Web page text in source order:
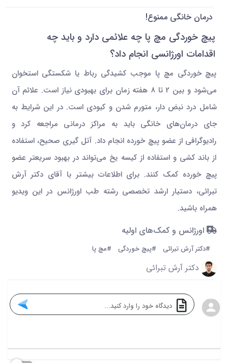
درمان خانگی ممنوع!
پیچ خوردگی مچ پا چه علائمی دارد و باید چه
اقدامات اورژانسی انجام داد؟
پیچ خوردگی مچ پا موجب کشیدگی رباط یا شکستگی استخوان
می‌شود و بین 2 تا 8 هفته زمان برای بهبودی نیاز است. علائم آن
شامل درد نبض دار، متورم شدن و کبودی است. در این شرایط به
جای درمان‌های خانگی باید به مراکز درمانی مراجعه کرد و
رادیوگرافی از عضو پیچ خورده انجام داد. آتل گیری صحیح، استفاده
از باند کشی و استفاده از کیسه یخ می‌تواند در بهبود سریعتر عضو
پیچ خورده کمک کنند. برای اطلاعات بیشتر با آقای دکتر آرش
تبرائی، دستیار ارشد تخصصی رشته طب اورژانس در این ویدیو
همراه باشید.
اورژانس و کمک‌های اولیه
#دکتر آرش تبرائی #پیچ خوردگی #مچ پا
دکتر آرش تبرائی